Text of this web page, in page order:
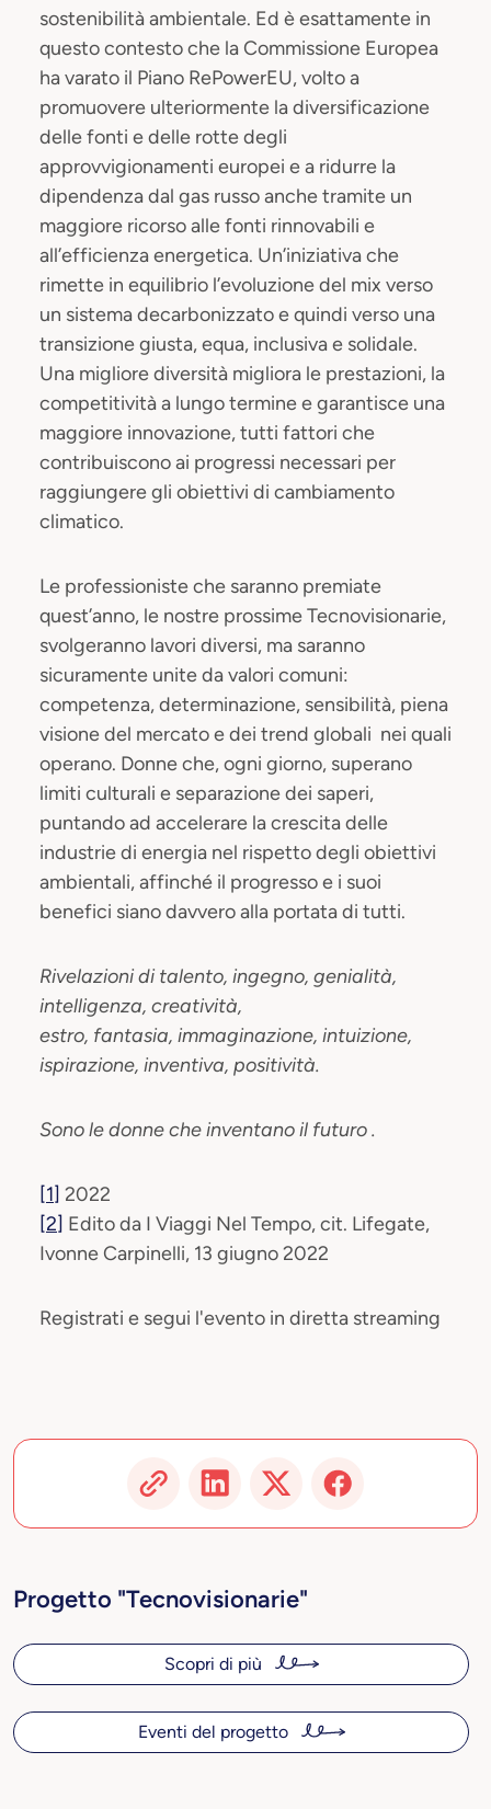
sostenibilità ambientale. Ed è esattamente in
questo contesto che la Commissione Europea
ha varato il Piano RePowerEU, volto a
promuovere ulteriormente la diversificazione
delle fonti e delle rotte degli
approvvigionamenti europei e a ridurre la
dipendenza dal gas russo anche tramite un
maggiore ricorso alle fonti rinnovabili e
all’efficienza energetica. Un’iniziativa che
rimette in equilibrio l’evoluzione del mix verso
un sistema decarbonizzato e quindi verso una
transizione giusta, equa, inclusiva e solidale.
Una migliore diversità migliora le prestazioni, la
competitività a lungo termine e garantisce una
maggiore innovazione, tutti fattori che
contribuiscono ai progressi necessari per
raggiungere gli obiettivi di cambiamento
climatico.
Le professioniste che saranno premiate
quest’anno, le nostre prossime Tecnovisionarie,
svolgeranno lavori diversi, ma saranno
sicuramente unite da valori comuni:
competenza, determinazione, sensibilità, piena
visione del mercato e dei trend globali nei quali
operano. Donne che, ogni giorno, superano
limiti culturali e separazione dei saperi,
puntando ad accelerare la crescita delle
industrie di energia nel rispetto degli obiettivi
ambientali, affinché il progresso e i suoi
benefici siano davvero alla portata di tutti.
Rivelazioni di talento, ingegno, genialità,
intelligenza, creatività,
estro, fantasia, immaginazione, intuizione,
ispirazione, inventiva, positività.
Sono le donne che inventano il futuro.
[1] 2022
[2] Edito da I Viaggi Nel Tempo, cit. Lifegate,
Ivonne Carpinelli, 13 giugno 2022
Registrati e segui l'evento in diretta streaming
Progetto "Tecnovisionarie"
Scopri di più
Eventi del progetto